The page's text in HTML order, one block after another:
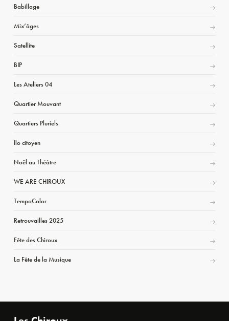
Babillage
Mix’âges
Satellite
BIP
Les Ateliers 04
Quartier Mouvant
Quartiers Pluriels
Ilo citoyen
Noël au Théâtre
WE ARE CHIROUX
TempoColor
Retrouvailles 2025
Fête des Chiroux
La Fête de la Musique